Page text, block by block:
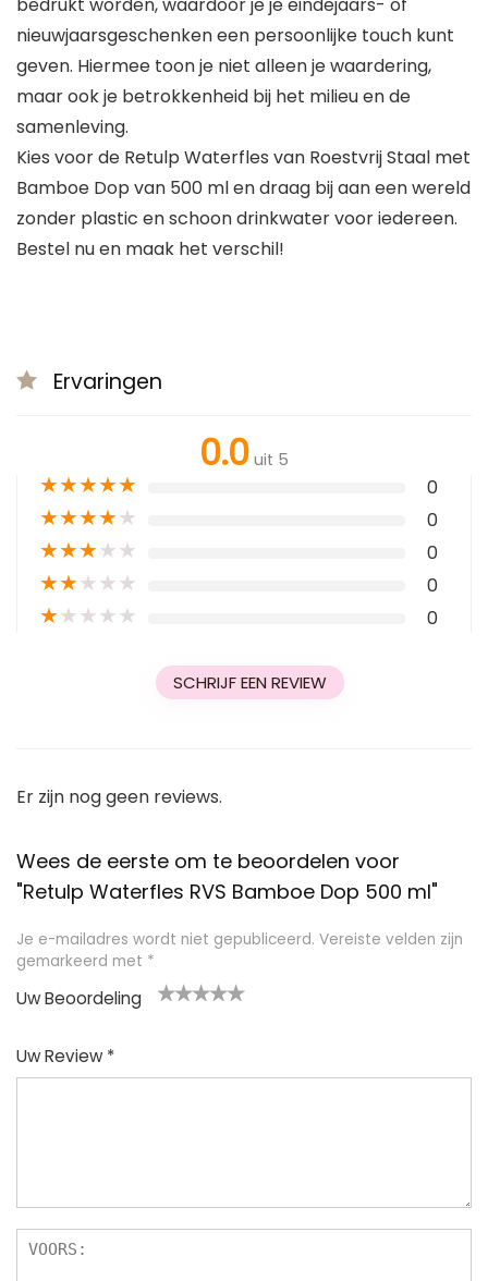
bedrukt worden, waardoor je je eindejaars- of
nieuwjaarsgeschenken een persoonlijke touch kunt
geven. Hiermee toon je niet alleen je waardering,
maar ook je betrokkenheid bij het milieu en de
samenleving.
Kies voor de Retulp Waterfles van Roestvrij Staal met
Bamboe Dop van 500 ml en draag bij aan een wereld
zonder plastic en schoon drinkwater voor iedereen.
Bestel nu en maak het verschil!
Ervaringen
0.0 uit 5
★★★★★ 0
★★★★★ 0
★★★★★ 0
★★★★★ 0
★★★★★ 0
SCHRIJF EEN REVIEW
Er zijn nog geen reviews.
Wees de eerste om te beoordelen voor
"Retulp Waterfles RVS Bamboe Dop 500 ml"
Je e-mailadres wordt niet gepubliceerd. Vereiste velden zijn
gemarkeerd met *
Uw Beoordeling
Uw Review *